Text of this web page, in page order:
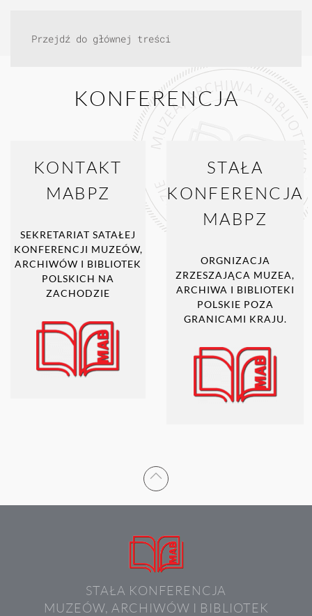
Przejdź do głównej treści
KONFERENCJA
KONTAKT
MABPZ
SEKRETARIAT SATAŁEJ
KONFERENCJI MUZEÓW,
ARCHIWÓW I BIBLIOTEK
POLSKICH NA
ZACHODZIE
STAŁA
KONFERENCJA
MABPZ
ORGNIZACJA
ZRZESZAJĄCA MUZEA,
ARCHIWA I BIBLIOTEKI
POLSKIE POZA
GRANICAMI KRAJU.
STAŁA KONFERENCJA
MUZEÓW, ARCHIWÓW I BIBLIOTEK